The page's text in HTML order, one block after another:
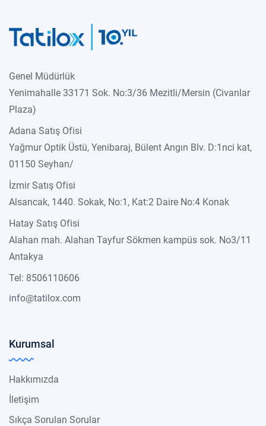
Genel Müdürlük
Yenimahalle 33171 Sok. No:3/36 Mezitli/Mersin (Civanlar
Plaza)
Adana Satış Ofisi
Yağmur Optik Üstü, Yenibaraj, Bülent Angın Blv. D:1nci kat,
01150 Seyhan/
İzmir Satış Ofisi
Alsancak, 1440. Sokak, No:1, Kat:2 Daire No:4 Konak
Hatay Satış Ofisi
Alahan mah. Alahan Tayfur Sökmen kampüs sok. No3/11
Antakya
Tel: 8506110606
info@tatilox.com
Kurumsal
Hakkımızda
İletişim
Sıkça Sorulan Sorular